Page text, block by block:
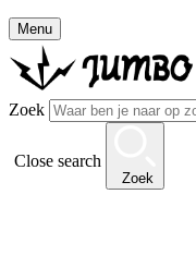
Menu
Zoek
Close search
Zoek